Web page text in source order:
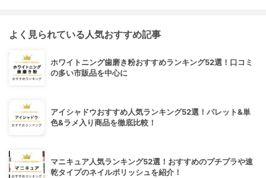
よく見られている人気おすすめ記事
ホワイトニング歯磨き粉おすすめランキング52選！口コミ
の多い市販品を中心に
アイシャドウおすすめ人気ランキング52選！パレット&単
色&ラメ入り商品を徹底比較！
マニキュア人気ランキング52選！おすすめのプチプラや速
乾タイプのネイルポリッシュを紹介！